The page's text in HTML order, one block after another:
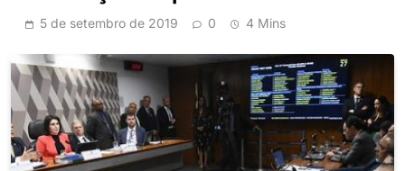
5 de setembro de 2019 0 4 Mins